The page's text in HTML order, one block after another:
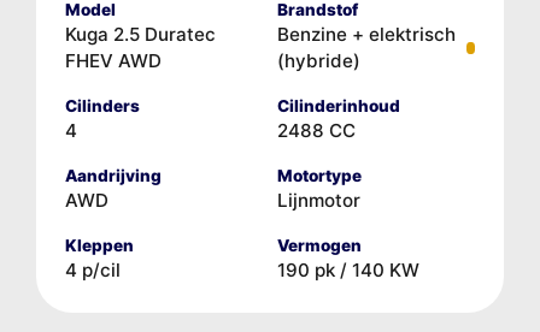
Model
Kuga 2.5 Duratec
FHEV AWD
Brandstof
Benzine + elektrisch
(hybride)
Cilinders
4
Cilinderinhoud
2488 CC
Aandrijving
AWD
Motortype
Lijnmotor
Kleppen
4 p/cil
Vermogen
190 pk / 140 KW